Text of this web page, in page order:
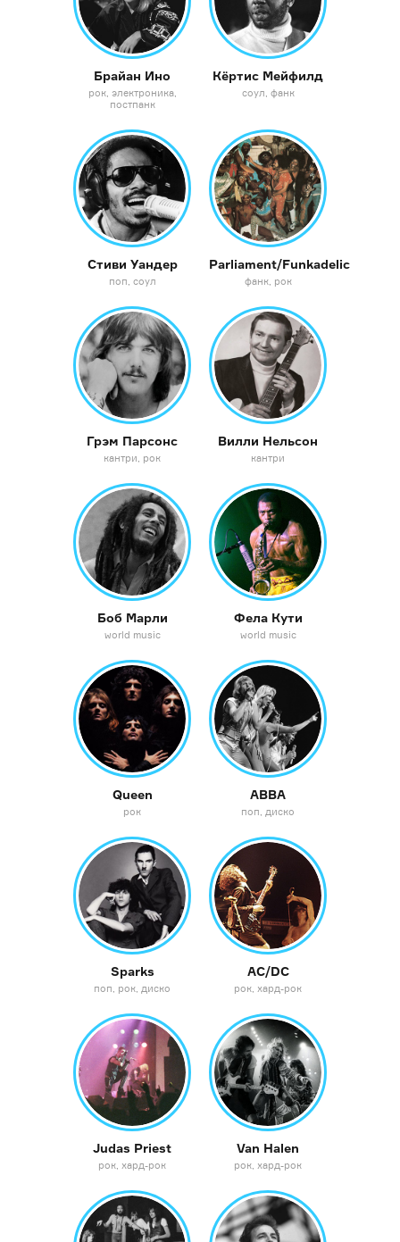
Брайан Ино
рок электроника
постпанк
Кёртис Мейфилд
соул фанк
Стиви Уандер
поп соул
Parliament/Funkadelic
фанк рок
Грэм Парсонс
кантри рок
Вилли Нельсон
кантри
Боб Марли
world music
Фела Кути
world music
Queen
рок
ABBA
поп диско
Sparks
поп рок диско
AC/DC
рок хард-рок
Judas Priest
рок хард-рок
Van Halen
рок хард-рок